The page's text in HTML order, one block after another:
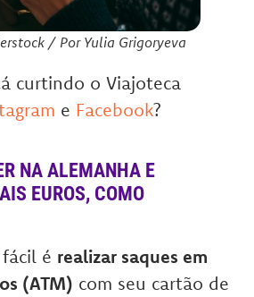
/ Por Yulia Grigoryeva
curtindo o Viajoteca
e Facebook?
NA ALEMANHA E
EUROS, COMO
é realizar saques em
(ATM) com seu cartão de